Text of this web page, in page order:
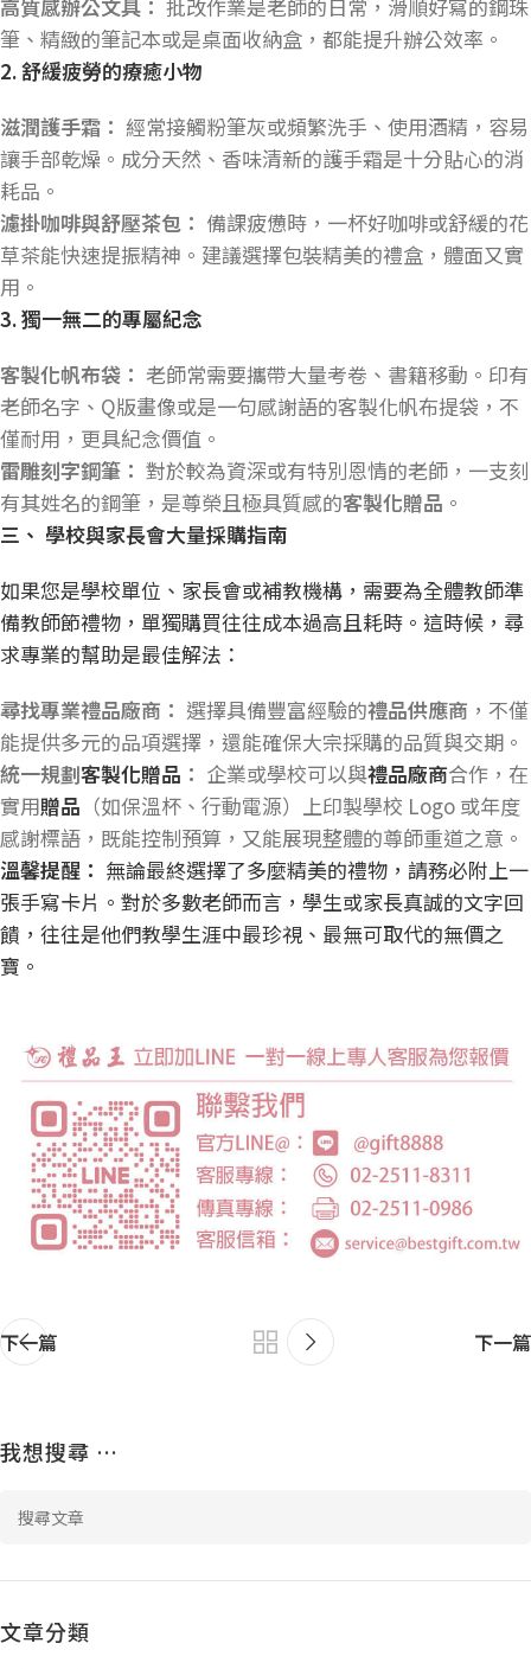
高質感辦公文具： 批改作業是老師的日常，滑順好寫的鋼珠
筆、精緻的筆記本或是桌面收納盒，都能提升辦公效率。
2.舒緩疲勞的療癒小物
滋潤護手霜： 經常接觸粉筆灰或頻繁洗手、使用酒精，容易
讓手部乾燥。成分天然、香味清新的護手霜是十分貼心的消
耗品。
濾掛咖啡與舒壓茶包： 備課疲憊時，一杯好咖啡或舒緩的花
草茶能快速提振精神。建議選擇包裝精美的禮盒，體面又實
用。
3.獨一無二的專屬紀念
客製化帆布袋： 老師常需要攜帶大量考卷、書籍移動。印有
老師名字、Q版畫像或是一句感謝語的客製化帆布提袋，不
僅耐用，更具紀念價值。
雷雕刻字鋼筆： 對於較為資深或有特別恩情的老師，一支刻
有其姓名的鋼筆，是尊榮且極具質感的客製化贈品 。
三、 學校與家長會大量採購指南
如果您是學校單位、家長會或補教機構，需要為全體教師準
備教師節禮物，單獨購買往往成本過高且耗時。這時候，尋
求專業的幫助是最佳解法：
尋找專業禮品廠商： 選擇具備豐富經驗的禮品供應商 ，不僅
能提供多元的品項選擇，還能確保大宗採購的品質與交期。
統一規劃客製化贈品 ： 企業或學校可以與禮品廠商合作，在
實用贈品 （如保溫杯、行動電源）上印製學校 Logo 或年度
感謝標語，既能控制預算，又能展現整體的尊師重道之意。
溫馨提醒： 無論最終選擇了多麼精美的禮物，請務必附上一
張手寫卡片。對於多數老師而言，學生或家長真誠的文字回
饋，往往是他們教學生涯中最珍視、最無可取代的無價之
寶。
下一篇 下一篇
我想搜尋 …
文章分類